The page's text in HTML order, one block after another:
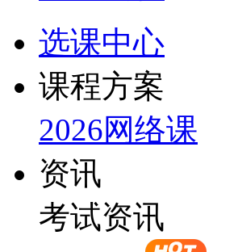
选课中心
课程方案
2026网络课
资讯
考试资讯